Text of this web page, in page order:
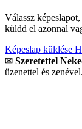
Válassz
küldd el azonnal
Képeslap küldése
✉ Szeretettel
üzenettel és zenével.